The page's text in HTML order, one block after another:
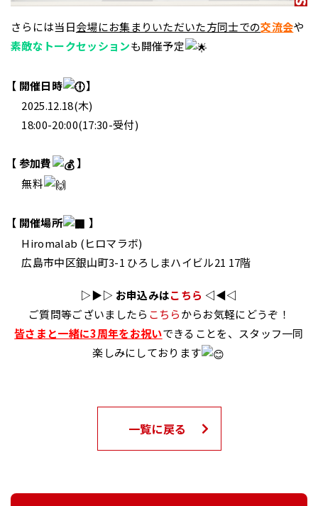
さらには当日会場にお集まりいただいた方同士での交流会や
素敵なトークセッションも開催予定
【 開催日時
】
2025.12.18(木)
18:00-20:00(17:30-受付)
【 参加費
】
無料
【 開催場所
】
Hiromalab (ヒロマラボ)
広島市中区銀山町3-1 ひろしまハイビル21 17階
▷▶︎▷ お申込みはこちら ◁◀︎◁
ご質問等ございましたら こちらからお気軽にどうぞ！
皆さまと一緒に3周年をお祝いできることを、スタッフ一同
楽しみにしております
一覧に戻る